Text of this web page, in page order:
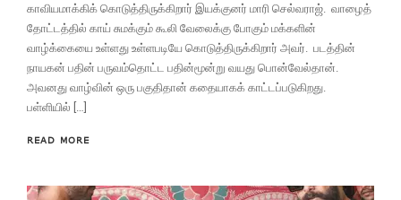
காவியமாக்கிக் கொடுத்திருக்கிறார் இயக்குனர் மாரி செல்வராஜ். வாழைத்
தோட்டத்தில் காய் சுமக்கும் கூலி வேலைக்கு போகும் மக்களின்
வாழ்க்கையை உள்ளது உள்ளபடியே கொடுத்திருக்கிறார் அவர். படத்தின்
நாயகன் பதின் பருவம்தொட்ட பதின்மூன்று வயது பொன்வேல்தான்.
அவனது வாழ்வின் ஒரு பகுதிதான் கதையாகக் காட்டப்படுகிறது.
பள்ளியில் […]
READ MORE